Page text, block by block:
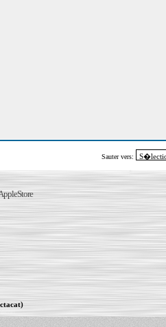
Sauter vers: